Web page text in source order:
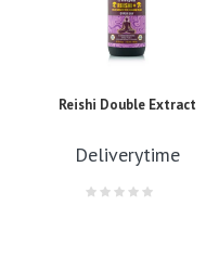
Reishi Double Extract
Deliverytime